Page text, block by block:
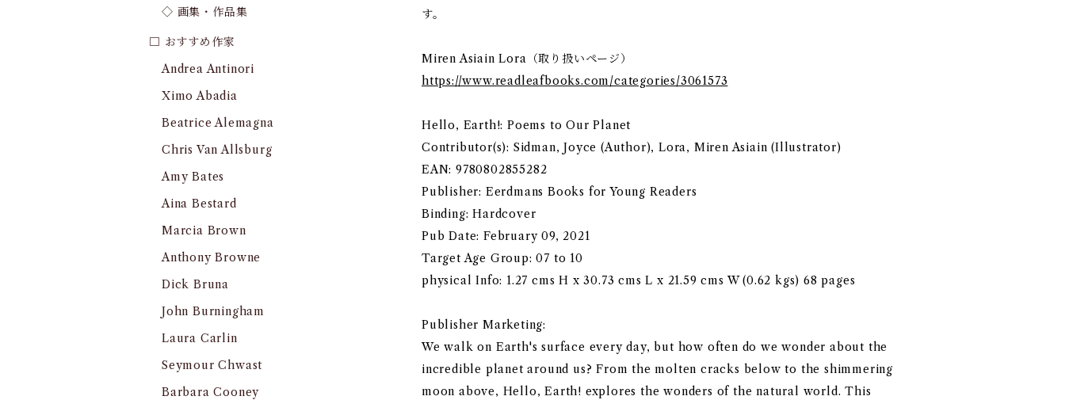
す。
Miren Asiain Lora（取り扱いページ）
https://www.readleafbooks.com/categories/3061573
Hello, Earth!: Poems to Our Planet
Contributor(s): Sidman, Joyce (Author), Lora, Miren Asiain (Illustrator)
EAN: 9780802855282
Publisher: Eerdmans Books for Young Readers
Binding: Hardcover
Pub Date: February 09, 2021
Target Age Group: 07 to 10
physical Info: 1.27 cms H x 30.73 cms L x 21.59 cms W (0.62 kgs) 68 pages
Publisher Marketing:
We walk on Earth's surface every day, but how often do we wonder about the
incredible planet around us? From the molten cracks below to the shimmering
moon above, Hello, Earth! explores the wonders of the natural world. This
◇ 画集・作品集
□ おすすめ作家
Andrea Antinori
Ximo Abadia
Beatrice Alemagna
Chris Van Allsburg
Amy Bates
Aina Bestard
Marcia Brown
Anthony Browne
Dick Bruna
John Burningham
Laura Carlin
Seymour Chwast
Barbara Cooney